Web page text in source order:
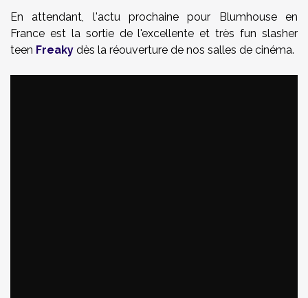
En attendant, l'actu prochaine pour Blumhouse en
France est la sortie de l'excellente et très fun slasher
teen Freaky dès la réouverture de nos salles de cinéma.